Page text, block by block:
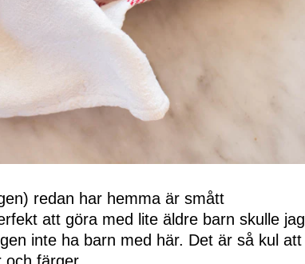
redan har hemma är smått
att göra med lite äldre barn skulle jag
inte ha barn med här. Det är så kul att